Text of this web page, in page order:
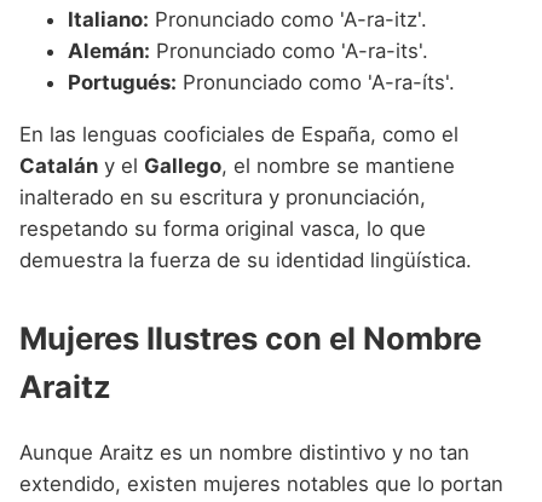
Italiano: Pronunciado como 'A-ra-itz'.
Alemán: Pronunciado como 'A-ra-its'.
Portugués: Pronunciado como 'A-ra-íts'.
En las lenguas cooficiales de España, como el
Catalán y el Gallego, el nombre se mantiene
inalterado en su escritura y pronunciación,
respetando su forma original vasca, lo que
demuestra la fuerza de su identidad lingüística.
Mujeres Ilustres con el Nombre
Araitz
Aunque Araitz es un nombre distintivo y no tan
extendido, existen mujeres notables que lo portan